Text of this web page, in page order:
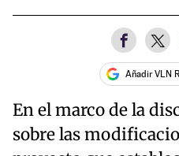
Añadir VLN
En el marco de la
sobre las